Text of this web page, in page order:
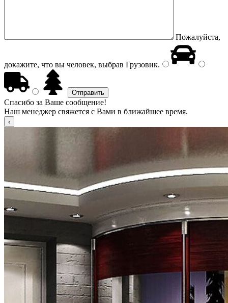
Пожалуйста,
докажите, что вы человек, выбрав Грузовик.
Спасибо за Ваше сообщение!
Наш менеджер свяжется с Вами в ближайшее время.